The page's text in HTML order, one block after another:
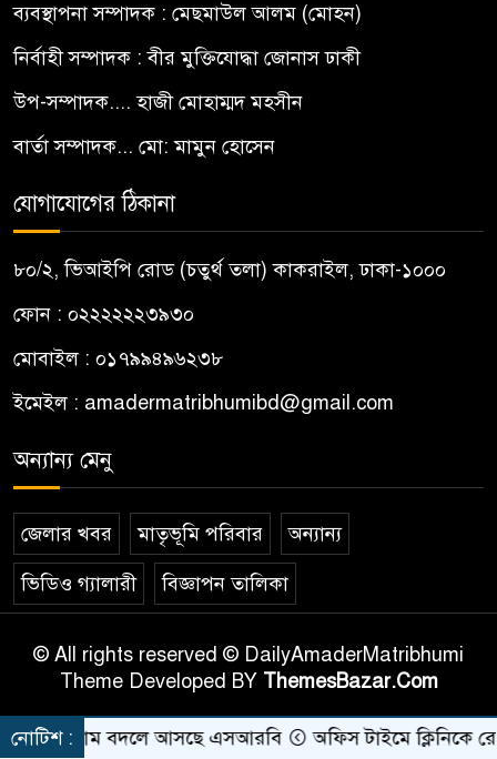
ব্যবস্থাপনা সম্পাদক : মেছমাউল আলম (মোহন)
নির্বাহী সম্পাদক : বীর মুক্তিযোদ্ধা জোনাস ঢাকী
উপ-সম্পাদক.... হাজী মোহাম্মদ মহসীন
বার্তা সম্পাদক... মো: মামুন হোসেন
যোগাযোগের ঠিকানা
৮০/২, ভিআইপি রোড (চতুর্থ তলা) কাকরাইল, ঢাকা-১০০০
ফোন : ০২২২২২২৩৯৩০
মোবাইল : ০১৭৯৯৪৯৬২৩৮
ইমেইল : amadermatribhumibd@gmail.com
অন্যান্য মেনু
জেলার খবর মাতৃভূমি পরিবার অন্যান্য
ভিডিও গ্যালারী বিজ্ঞাপন তালিকা
© All rights reserved © DailyAmaderMatribhumi
Theme Developed BY ThemesBazar.Com
নোটিশ :
নাম বদলে আসছে এসআরবি অফিস টাইমে ক্লিনিকে রোগী